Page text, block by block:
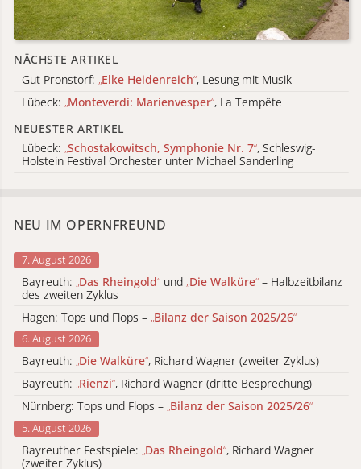
NÄCHSTE ARTIKEL
Gut Pronstorf: „Elke Heidenreich“, Lesung mit Musik
Lübeck: „Monteverdi: Marienvesper“, La Tempête
NEUESTER ARTIKEL
Lübeck: „Schostakowitsch, Symphonie Nr. 7“, Schleswig-
Holstein Festival Orchester unter Michael Sanderling
NEU IM OPERNFREUND
7. August 2026
Bayreuth: „Das Rheingold“ und „Die Walküre“ – Halbzeitbilanz
des zweiten Zyklus
Hagen: Tops und Flops – „Bilanz der Saison 2025/26“
6. August 2026
Bayreuth: „Die Walküre“, Richard Wagner (zweiter Zyklus)
Bayreuth: „Rienzi“, Richard Wagner (dritte Besprechung)
Nürnberg: Tops und Flops – „Bilanz der Saison 2025/26“
5. August 2026
Bayreuther Festspiele: „Das Rheingold“, Richard Wagner
(zweiter Zyklus)